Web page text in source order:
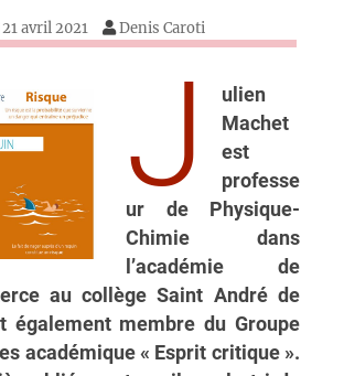
21 avril 2021 Denis Caroti
J
ulien
Machet
est
professe
ur de Physique-
Chimie dans
l’académie de
au collège Saint André de
également membre du Groupe
académique « Esprit critique ».